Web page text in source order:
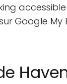
Google My